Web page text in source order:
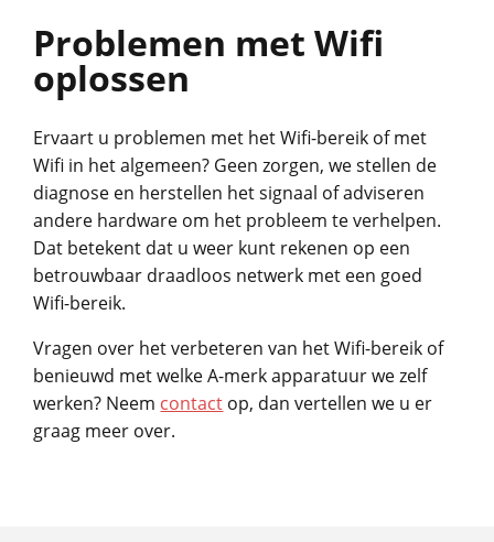
Problemen met Wifi
oplossen
Ervaart u problemen met het Wifi-bereik of met
Wifi in het algemeen? Geen zorgen, we stellen de
diagnose en herstellen het signaal of adviseren
andere hardware om het probleem te verhelpen.
Dat betekent dat u weer kunt rekenen op een
betrouwbaar draadloos netwerk met een goed
Wifi-bereik.
Vragen over het verbeteren van het Wifi-bereik of
benieuwd met welke A-merk apparatuur we zelf
werken? Neem contact op, dan vertellen we u er
graag meer over.